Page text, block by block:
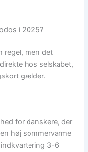
i 2025?
regel, men det
hos selskabet,
gælder.
for danskere, der
høj sommervarme
3-6